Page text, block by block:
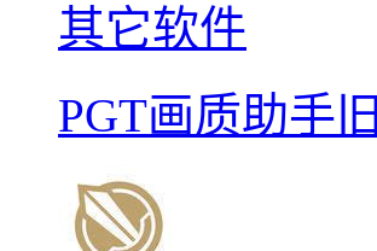
其它软件
PGT画质助手